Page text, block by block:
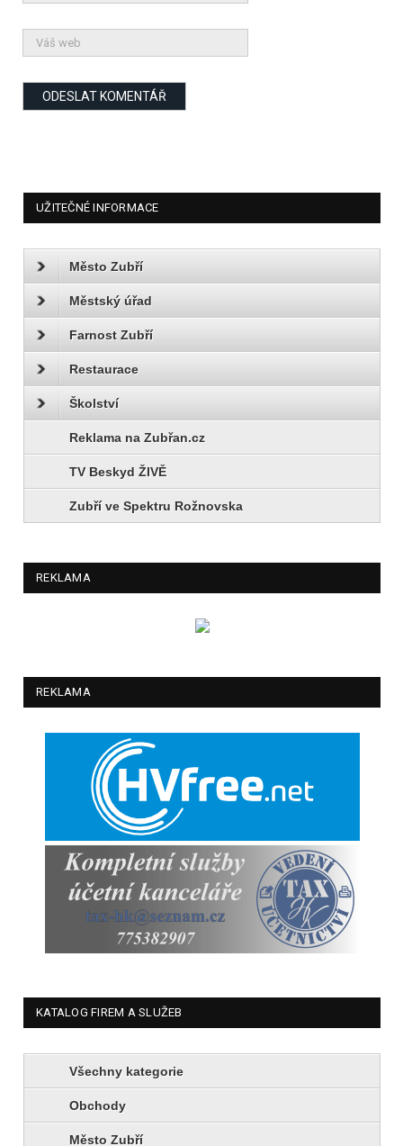
UŽITEČNÉ INFORMACE
Město Zubří
Městský úřad
Farnost Zubří
Restaurace
Školství
Reklama na Zubřan.cz
TV Beskyd ŽIVĚ
Zubří ve Spektru Rožnovska
REKLAMA
REKLAMA
KATALOG FIREM A SLUŽEB
Všechny kategorie
Obchody
Město Zubří